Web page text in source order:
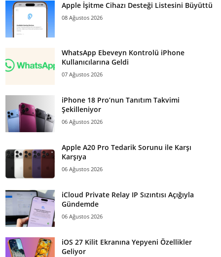
Apple İşitme Cihazı Desteği Listesini Büyüttü
08 Ağustos 2026
WhatsApp Ebeveyn Kontrolü iPhone
Kullanıcılarına Geldi
07 Ağustos 2026
iPhone 18 Pro’nun Tanıtım Takvimi
Şekilleniyor
06 Ağustos 2026
Apple A20 Pro Tedarik Sorunu ile Karşı
Karşıya
06 Ağustos 2026
iCloud Private Relay IP Sızıntısı Açığıyla
Gündemde
06 Ağustos 2026
iOS 27 Kilit Ekranına Yepyeni Özellikler
Geliyor